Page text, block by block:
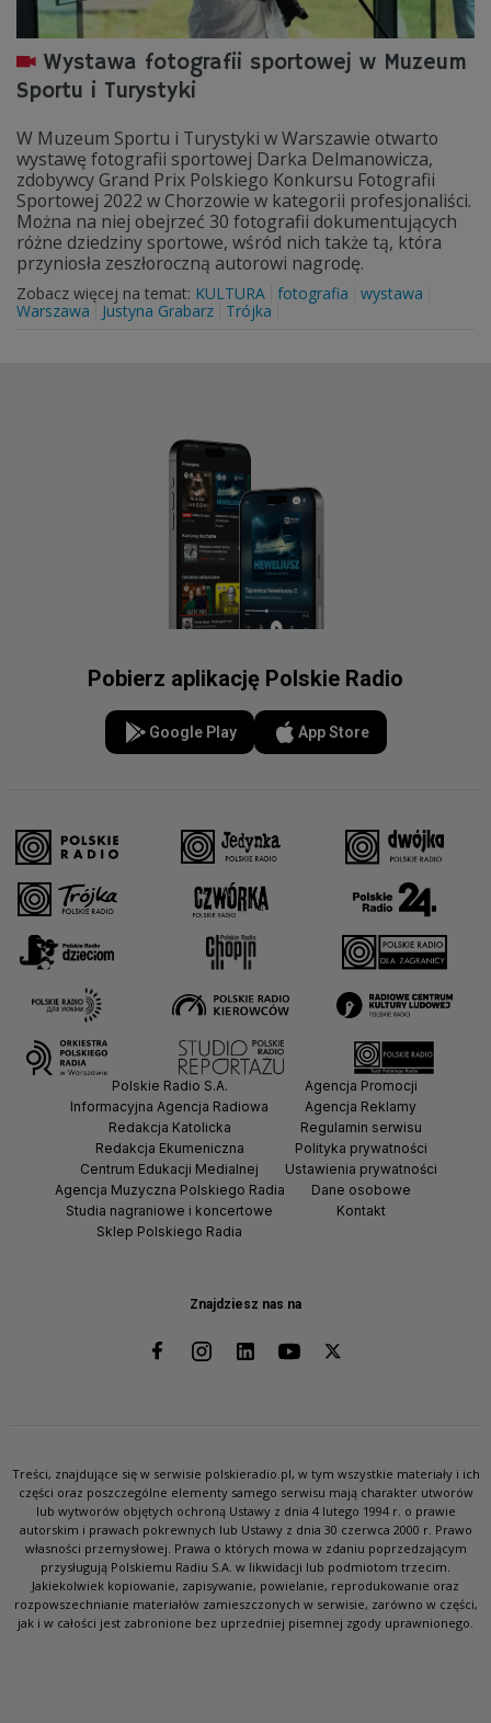
Wystawa fotografii sportowej w Muzeum
Sportu i Turystyki
W Muzeum Sportu i Turystyki w Warszawie otwarto
wystawę fotografii sportowej Darka Delmanowicza,
zdobywcy Grand Prix Polskiego Konkursu Fotografii
Sportowej 2022 w Chorzowie w kategorii profesjonaliści.
Można na niej obejrzeć 30 fotografii dokumentujących
różne dziedziny sportowe, wśród nich także tą, która
przyniosła zeszłoroczną autorowi nagrodę.
Zobacz więcej na temat: KULTURA fotografia
wystawa
Warszawa
Justyna Grabarz Trójka
Pobierz aplikację Polskie Radio
Google Play App Store
Znajdziesz nas na
Polskie Radio S.A.
Informacyjna Agencja Radiowa
Redakcja Katolicka
Redakcja Ekumeniczna
Centrum Edukacji Medialnej
Agencja Muzyczna Polskiego Radia
Studia nagraniowe i koncertowe
Sklep Polskiego Radia
Agencja Promocji
Agencja Reklamy
Regulamin serwisu
Polityka prywatności
Ustawienia prywatności
Dane osobowe
Kontakt
Treści, znajdujące się w serwisie polskieradio.pl, w tym wszystkie materiały i ich
części oraz poszczególne elementy samego serwisu mają charakter utworów
lub wytworów objętych ochroną Ustawy z dnia 4 lutego 1994 r. o prawie
autorskim i prawach pokrewnych lub Ustawy z dnia 30 czerwca 2000 r. Prawo
własności przemysłowej. Prawa o których mowa w zdaniu poprzedzającym
przysługują Polskiemu Radiu S.A. w likwidacji lub podmiotom trzecim.
Jakiekolwiek kopiowanie, zapisywanie, powielanie, reprodukowanie oraz
rozpowszechnianie materiałów zamieszczonych w serwisie, zarówno w części,
jak i w całości jest zabronione bez uprzedniej pisemnej zgody uprawnionego.